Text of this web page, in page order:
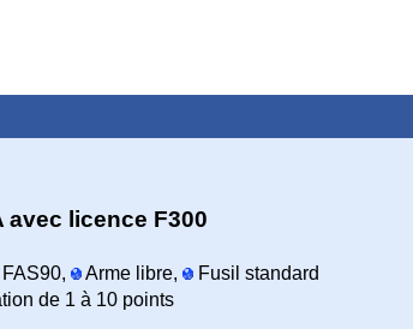
licence F300
FAS90, Arme libre,
Fusil standard
de 1 à 10 points